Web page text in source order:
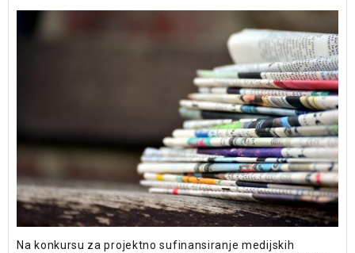
Na konkursu za projektno sufinansiranje medijskih